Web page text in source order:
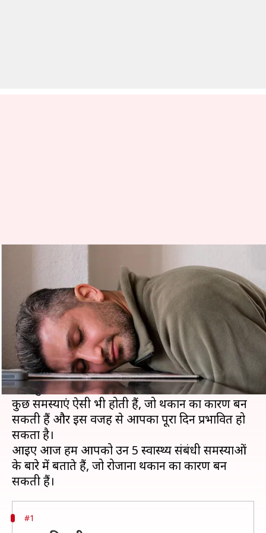
रोजाना थकान महसूस होती है?
जानिए 5 संभावित कारण
लेखन अंजली Jul 09, 2026 10:22 am
क्या है खबर?
अगर आपको लगता है कि आप रोजाना काफी आराम
करने के बावजूद थकान से नहीं बच पा रहे हैं तो इसके
पीछे कुछ स्वास्थ्य संबंधी समस्याएं हो सकती हैं।
कुछ समस्याएं ऐसी भी होती हैं, जो थकान का कारण बन
सकती हैं और इस वजह से आपका पूरा दिन प्रभावित हो
सकता है।
आइए आज हम आपको उन 5 स्वास्थ्य संबंधी समस्याओं
के बारे में बताते हैं, जो रोजाना थकान का कारण बन
#1